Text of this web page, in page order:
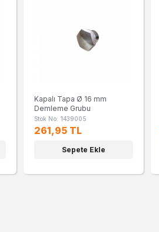
Kapalı Tapa Ø 16 mm
Demleme Grubu
Stok No: 1439005
261,95 TL
Sepete Ekle